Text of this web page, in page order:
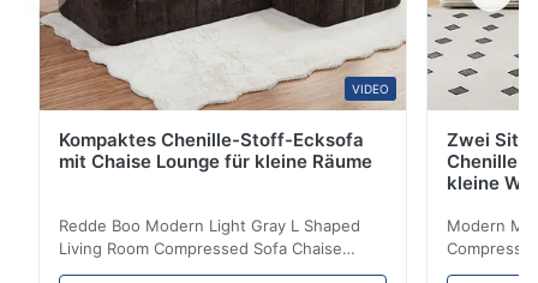
VIDEO
Kompaktes Chenille-Stoff-Ecksofa
mit Chaise Lounge für kleine Räume
Redde Boo Modern Light Gray L Shaped
Living Room Compressed Sofa Chaise
Lounge Product Overview High resilience
Zwei
Chenille
kleine
Modern
Room